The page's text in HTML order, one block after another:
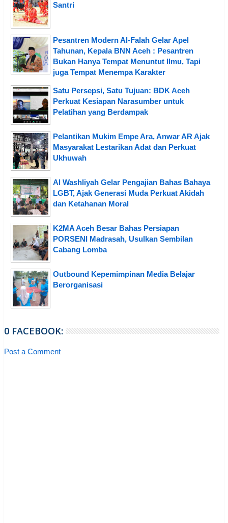
Santri
Pesantren Modern Al-Falah Gelar Apel
Tahunan, Kepala BNN Aceh : Pesantren
Bukan Hanya Tempat Menuntut Ilmu, Tapi
juga Tempat Menempa Karakter
Satu Persepsi, Satu Tujuan: BDK Aceh
Perkuat Kesiapan Narasumber untuk
Pelatihan yang Berdampak
Pelantikan Mukim Empe Ara, Anwar AR Ajak
Masyarakat Lestarikan Adat dan Perkuat
Ukhuwah
Al Washliyah Gelar Pengajian Bahas Bahaya
LGBT, Ajak Generasi Muda Perkuat Akidah
dan Ketahanan Moral
K2MA Aceh Besar Bahas Persiapan
PORSENI Madrasah, Usulkan Sembilan
Cabang Lomba
Outbound Kepemimpinan Media Belajar
Berorganisasi
0 FACEBOOK:
Post a Comment